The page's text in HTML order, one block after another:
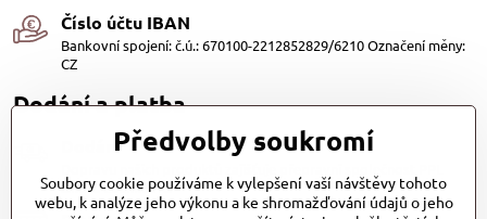
Číslo účtu IBAN
Bankovní spojení: č.ú.: 670100-2212852829/6210 Označení měny:
CZ
Dodání a platba
Dodání
s.r.o. a Zásilkovna
Předvolby soukromí
Soubory cookie používáme k vylepšení vaší návštěvy tohoto
webu, k analýze jeho výkonu a ke shromažďování údajů o jeho